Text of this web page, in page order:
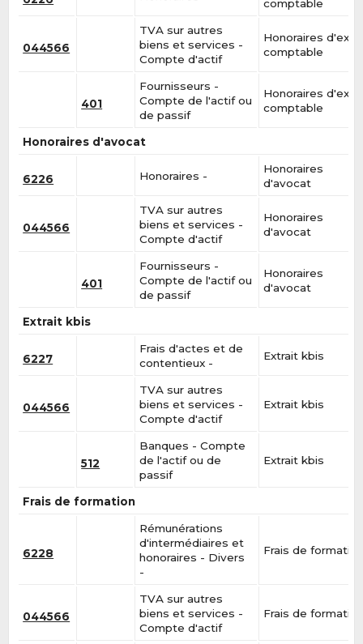
comptable
044566
TVA sur autres
biens et services -
Compte d'actif
Honoraires
comptable
401
Fournisseurs -
Compte de l'actif ou
de passif
Honoraires
comptable
Honoraires d'avocat
6226 Honoraires -
Honoraires
d'avocat
044566
TVA sur autres
biens et services -
Compte d'actif
Honoraires
d'avocat
401
Fournisseurs -
Compte de l'actif ou
de passif
Honoraires
d'avocat
Extrait kbis
6227
Frais d'actes et de
contentieux -
Extrait kbis
044566
TVA sur autres
biens et services -
Compte d'actif
Extrait kbis
512
Banques - Compte
de l'actif ou de
passif
Extrait kbis
Frais de formation
6228
Rémunérations
d'intermédiaires et
honoraires - Divers
-
Frais de
044566
TVA sur autres
biens et services -
Compte d'actif
Frais de